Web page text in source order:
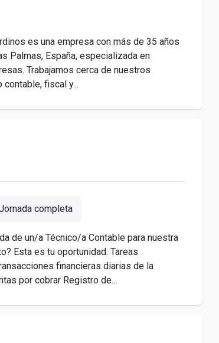
es una empresa con más de 35 años
Palmas, España, especializada en
Trabajamos cerca de nuestros
fiscal y...
completa
de un/a Técnico/a Contable para nuestra
Esta es tu oportunidad. Tareas
financieras diarias de la
por cobrar Registro de...